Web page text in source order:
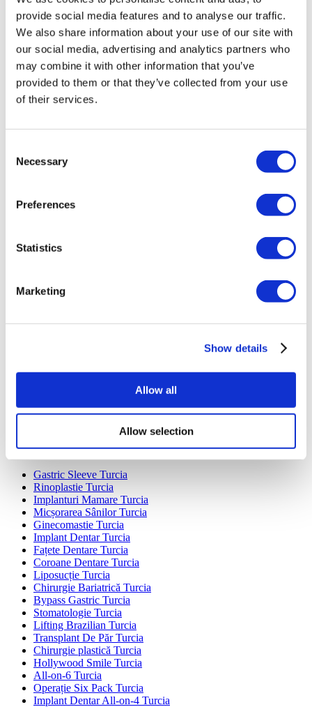
provide social media features and to analyse our traffic.
We also share information about your use of our site with
our social media, advertising and analytics partners who
may combine it with other information that you’ve
provided to them or that they’ve collected from your use
of their services.
Selection
Necessary
Preferences
Statistics
Marketing
Show details
Allow all
Allow selection
Despre noi
Cum funcționează
Ghid Pre-Op
Autori & recenzenti
Flymedi Program de Recomandare
Planuri De Plată
FAQ
Termeni și condiții
Adăugați clinica dvs.
Hungary Clinici
Tratamente Populare în Turcia
Gastric Sleeve Turcia
Rinoplastie Turcia
Implanturi Mamare Turcia
Micșorarea Sânilor Turcia
Ginecomastie Turcia
Implant Dentar Turcia
Fațete Dentare Turcia
Coroane Dentare Turcia
Liposucție Turcia
Chirurgie Bariatrică Turcia
Bypass Gastric Turcia
Stomatologie Turcia
Lifting Brazilian Turcia
Transplant De Păr Turcia
Chirurgie plastică Turcia
Hollywood Smile Turcia
All-on-6 Turcia
Operație Six Pack Turcia
Implant Dentar All-on-4 Turcia